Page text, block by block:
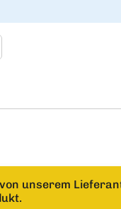
unserem